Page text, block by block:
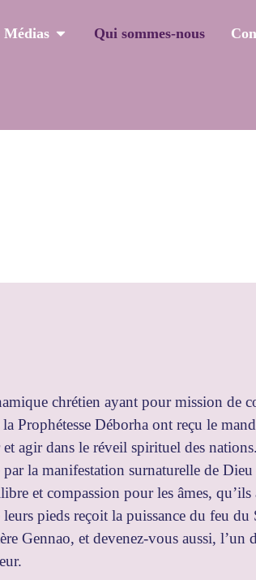
Médias Qui sommes-nous
chrétien ayant pour mission de
Prophétesse Déborha ont reçu le
agir dans le réveil spirituel des
la manifestation surnaturelle de
et compassion pour les âmes,
pieds reçoit la puissance du feu
Gennao, et devenez-vous aussi,